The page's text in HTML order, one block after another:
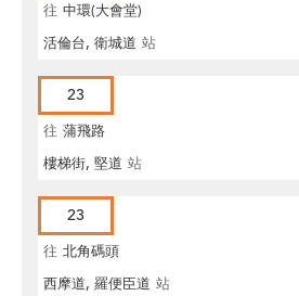
往 中環(大會堂)
活倫台, 衛城道 站
23
往 蒲飛路
樓梯街, 堅道 站
23
往 北角碼頭
西摩道, 羅便臣道 站